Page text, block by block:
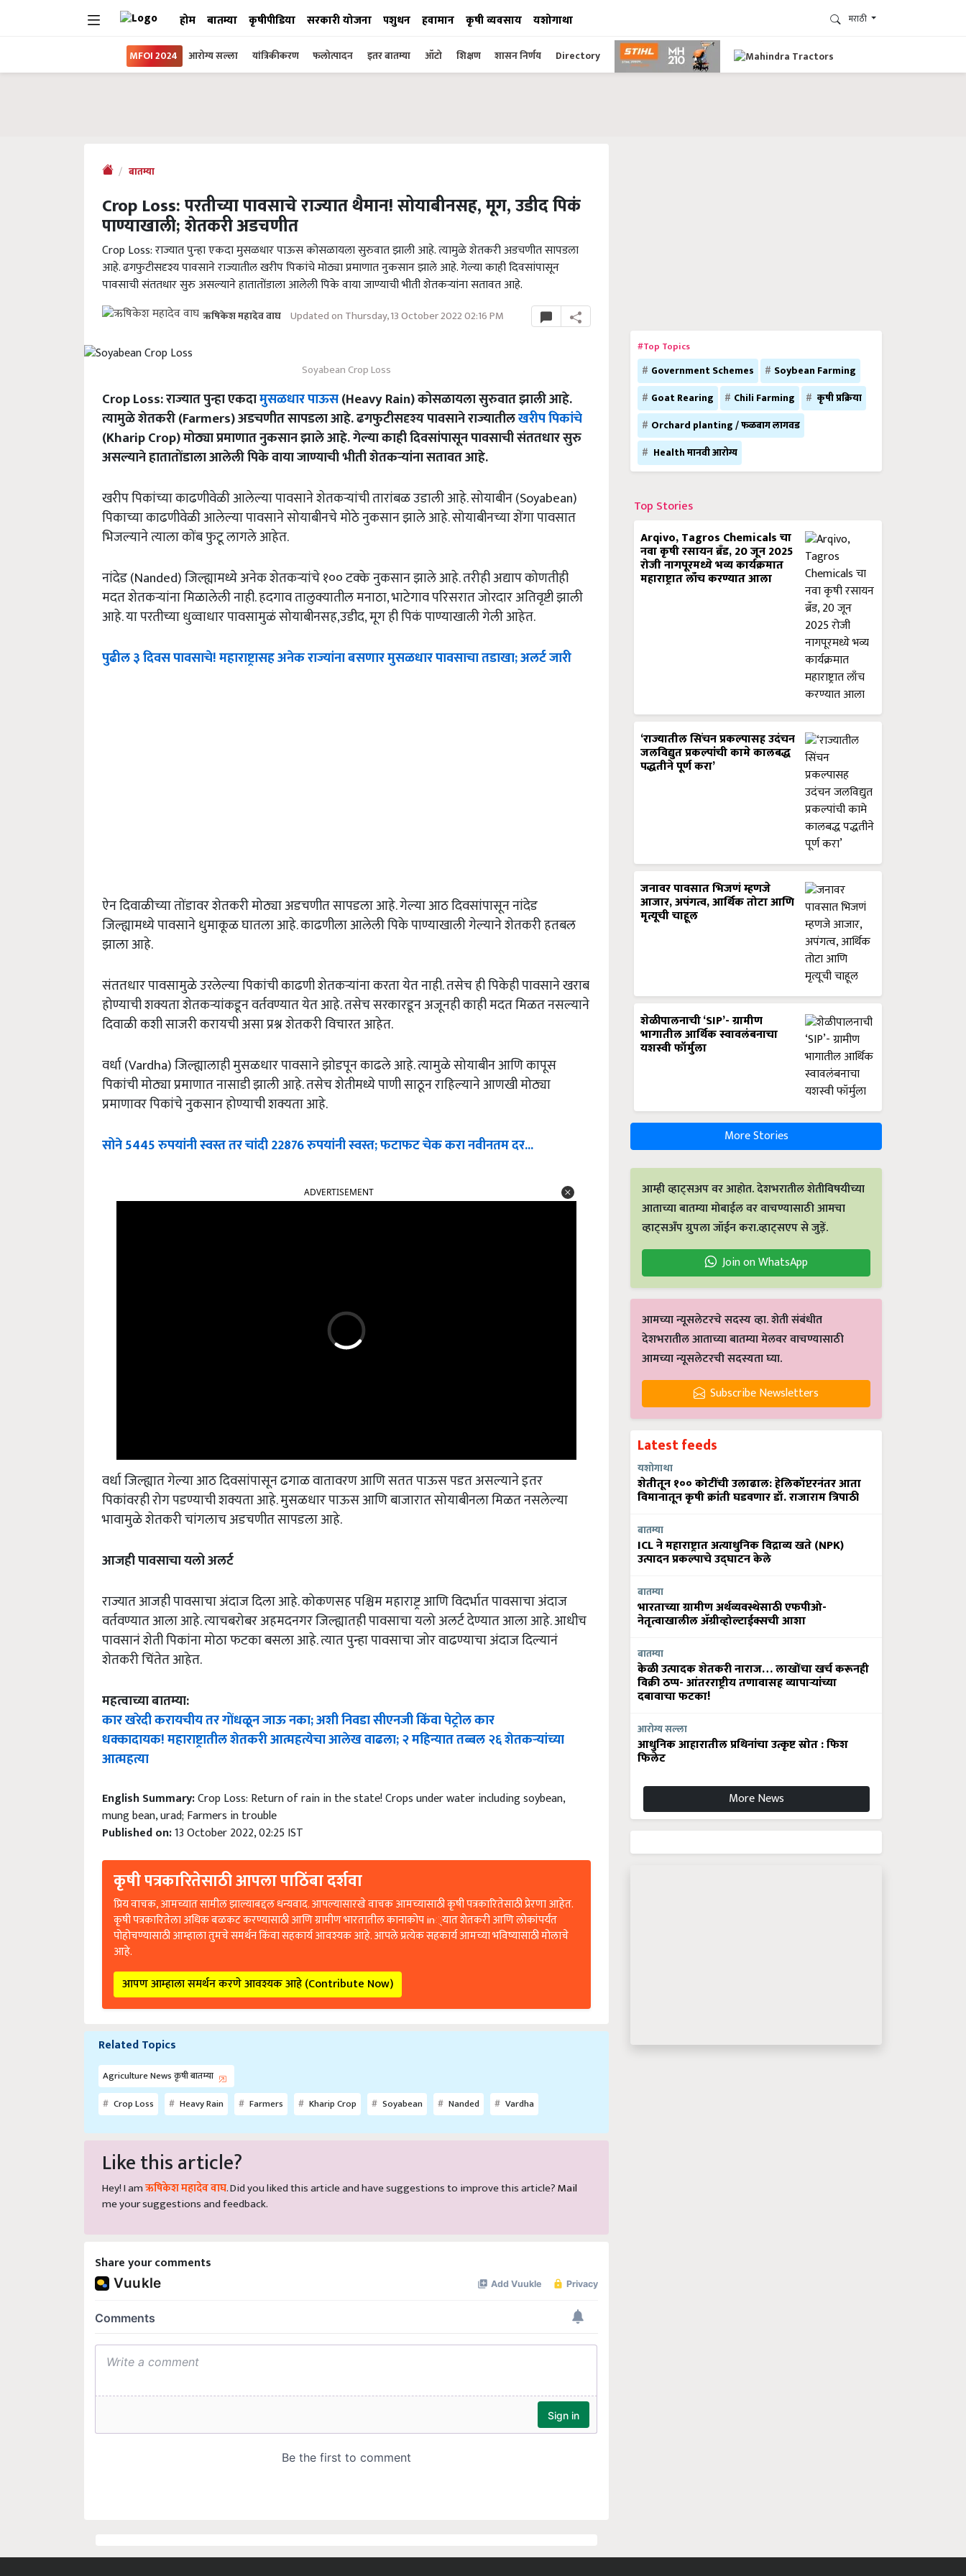
होम बातम्या कृषीपीडिया सरकारी योजना पशुधन हवामान कृषी व्यवसाय यशोगाथा मराठी
MFOI 2024 आरोग्य सल्ला यांत्रिकीकरण फलोत्पादन इतर बातम्या ऑटो शिक्षण शासन निर्णय Directory
बातम्या
Crop Loss: परतीच्या पावसाचे राज्यात थैमान! सोयाबीनसह, मूग, उडीद पिकं
पाण्याखाली; शेतकरी अडचणीत
Crop Loss: राज्यात पुन्हा एकदा मुसळधार पाऊस कोसळायला सुरुवात झाली आहे. त्यामुळे शेतकरी अडचणीत सापडला
आहे. ढगफुटीसदृश्य पावसाने राज्यातील खरीप पिकांचे मोठ्या प्रमाणात नुकसान झाले आहे. गेल्या काही दिवसांपासून
पावसाची संततधार सुरु असल्याने हातातोंडाला आलेली पिके वाया जाण्याची भीती शेतकऱ्यांना सतावत आहे.
ऋषिकेश महादेव वाघ Updated on Thursday, 13 October 2022 02:16 PM
Soyabean Crop Loss
Crop Loss: राज्यात पुन्हा एकदामुसळधार पाऊस(Heavy Rain) कोसळायला सुरुवात झाली आहे.
त्यामुळे शेतकरी (Farmers) अडचणीत सापडला आहे. ढगफुटीसदृश्य पावसाने राज्यातीलखरीप पिकांचे
(Kharip Crop) मोठ्या प्रमाणात नुकसान झाले आहे. गेल्या काही दिवसांपासून पावसाची संततधार सुरु
असल्याने हातातोंडाला आलेली पिके वाया जाण्याची भीती शेतकऱ्यांना सतावत आहे.
खरीप पिकांच्या काढणीवेळी आलेल्या पावसाने शेतकऱ्यांची तारांबळ उडाली आहे. सोयाबीन (Soyabean)
पिकाच्या काढणीवेळी आलेल्या पावसाने सोयाबीनचे मोठे नुकसान झाले आहे. सोयाबीनच्या शेंगा पावसात
भिजल्याने त्याला कोंब फुटू लागले आहेत.
नांदेड (Nanded) जिल्ह्यामध्ये अनेक शेतकऱ्यांचे १०० टक्के नुकसान झाले आहे. तरीही अद्याप कोणतीही
मदत शेतकऱ्यांना मिळालेली नाही. हदगाव तालुक्यातील मनाठा, भाटेगाव परिसरात जोरदार अतिवृष्टी झाली
आहे. या परतीच्या धुव्वाधार पावसामुळं सोयाबीनसह,उडीद, मूग ही पिकं पाण्याखाली गेली आहेत.
पुढील ३ दिवस पावसाचे! महाराष्ट्रासह अनेक राज्यांना बसणार मुसळधार पावसाचा तडाखा; अलर्ट जारी
ऐन दिवाळीच्या तोंडावर शेतकरी मोठ्या अडचणीत सापडला आहे. गेल्या आठ दिवसांपासून नांदेड
जिल्ह्यामध्ये पावसाने धुमाकूळ घातला आहे. काढणीला आलेली पिके पाण्याखाली गेल्याने शेतकरी हतबल
झाला आहे.
संततधार पावसामुळे उरलेल्या पिकांची काढणी शेतकऱ्यांना करता येत नाही. तसेच ही पिकेही पावसाने खराब
होण्याची शक्यता शेतकऱ्यांकडून वर्तवण्यात येत आहे. तसेच सरकारडून अजूनही काही मदत मिळत नसल्याने
दिवाळी कशी साजरी करायची असा प्रश्न शेतकरी विचारत आहेत.
वर्धा (Vardha) जिल्ह्यालाही मुसळधार पावसाने झोडपून काढले आहे. त्यामुळे सोयाबीन आणि कापूस
पिकांची मोठ्या प्रमाणात नासाडी झाली आहे. तसेच शेतीमध्ये पाणी साठून राहिल्याने आणखी मोठ्या
प्रमाणावर पिकांचे नुकसान होण्याची शक्यता आहे.
सोने 5445 रुपयांनी स्वस्त तर चांदी 22876 रुपयांनी स्वस्त; फटाफट चेक करा नवीनतम दर...
वर्धा जिल्ह्यात गेल्या आठ दिवसांपासून ढगाळ वातावरण आणि सतत पाऊस पडत असल्याने इतर
पिकांवरही रोग पडण्याची शक्यता आहे. मुसळधार पाऊस आणि बाजारात सोयाबीनला मिळत नसलेल्या
भावामुळे शेतकरी चांगलाच अडचणीत सापडला आहे.
आजही पावसाचा यलो अलर्ट
राज्यात आजही पावसाचा अंदाज दिला आहे. कोकणसह पश्चिम महाराष्ट्र आणि विदर्भात पावसाचा अंदाज
वर्तवण्यात आला आहे. त्याचबरोबर अहमदनगर जिल्ह्यातही पावसाचा यलो अलर्ट देण्यात आला आहे. आधीच
पावसानं शेती पिकांना मोठा फटका बसला आहे. त्यात पुन्हा पावसाचा जोर वाढण्याचा अंदाज दिल्यानं
शेतकरी चिंतेत आहेत.
महत्वाच्या बातम्या:
कार खरेदी करायचीय तर गोंधळून जाऊ नका; अशी निवडा सीएनजी किंवा पेट्रोल कार
धक्कादायक! महाराष्ट्रातील शेतकरी आत्महत्येचा आलेख वाढला; २ महिन्यात तब्बल २६ शेतकऱ्यांच्या
आत्महत्या
English Summary: Crop Loss: Return of rain in the state! Crops under water including soybean,
mung bean, urad; Farmers in trouble
Published on:13 October 2022, 02:25 IST
कृषी पत्रकारितेसाठी आपला पाठिंबा दर्शवा
प्रिय वाचक, आमच्यात सामील झाल्याबद्दल धन्यवाद. आपल्यासारखे वाचक आमच्यासाठी कृषी पत्रकारितेसाठी प्रेरणा आहेत.
कृषी पत्रकारितेला अधिक बळकट करण्यासाठी आणि ग्रामीण भारतातील कानाकोप in्यात शेतकरी आणि लोकांपर्यंत
पोहोचण्यासाठी आम्हाला तुमचे समर्थन किंवा सहकार्य आवश्यक आहे. आपले प्रत्येक सहकार्य आमच्या भविष्यासाठी मोलाचे
आहे.
आपण आम्हाला समर्थन करणे आवश्यक आहे (Contribute Now)
Related Topics
Agriculture News कृषी बातम्या
Crop Loss
Heavy Rain Farmers Kharip Crop Soyabean Nanded Vardha
Like this article?
Hey! I am ऋषिकेश महादेव वाघ . Did you liked this article and have suggestions to improve this article? Mail
me your suggestions and feedback.
Share your comments
#Top Topics
Government Schemes
Soybean Farming
Goat Rearing
Chili Farming
कृषी प्रक्रिया
Orchard planting / फळबाग लागवड
Health मानवी आरोग्य
Top Stories
Arqivo, Tagros Chemicals चा
नवा कृषी रसायन ब्रँड, 20 जून 2025
रोजी नागपूरमध्ये भव्य कार्यक्रमात
महाराष्ट्रात लाँच करण्यात आला
‘राज्यातील सिंचन प्रकल्पासह उदंचन
जलविद्युत प्रकल्पांची कामे कालबद्ध
पद्धतीने पूर्ण करा’
जनावर पावसात भिजणं म्हणजे
आजार, अपंगत्व, आर्थिक तोटा आणि
मृत्यूची चाहूल
शेळीपालनाची ‘SIP’- ग्रामीण
भागातील आर्थिक स्वावलंबनाचा
यशस्वी फॉर्मुला
More Stories
आम्ही व्हाट्सअप वर आहोत. देशभरातील शेतीविषयीच्या
आताच्या बातम्या मोबाईल वर वाचण्यासाठी आमचा
व्हाट्सअँप ग्रुपला जॉईन करा.व्हाट्सएप से जुड़ें.
Join on WhatsApp
आमच्या न्यूसलेटरचे सदस्य व्हा. शेती संबंधीत
देशभरातील आताच्या बातम्या मेलवर वाचण्यासाठी
आमच्या न्यूसलेटरची सदस्यता घ्या.
Subscribe Newsletters
Latest feeds
यशोगाथा
शेतीतून १०० कोटींची उलाढाल: हेलिकॉप्टरनंतर आता
विमानातून कृषी क्रांती घडवणार डॉ. राजाराम त्रिपाठी
बातम्या
ICL ने महाराष्ट्रात अत्याधुनिक विद्राव्य खते (NPK)
उत्पादन प्रकल्पाचे उद्घाटन केले
बातम्या
भारताच्या ग्रामीण अर्थव्यवस्थेसाठी एफपीओ-
नेतृत्वाखालील अ‍ॅग्रीव्होल्टाईक्सची आशा
बातम्या
केळी उत्पादक शेतकरी नाराज… लाखोंचा खर्च करूनही
विक्री ठप्प- आंतरराष्ट्रीय तणावासह व्यापाऱ्यांच्या
दबावाचा फटका!
आरोग्य सल्ला
आधुनिक आहारातील प्रथिनांचा उत्कृष्ट स्रोत : फिश
फिलेट
More News